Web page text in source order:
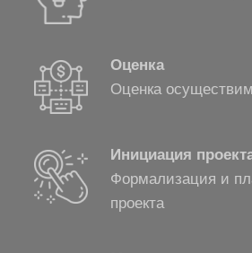
Оценка
Оценка
Инициация
Формализация и
проекта